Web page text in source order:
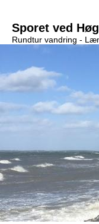
Sporet ved
Rundtur vandring -